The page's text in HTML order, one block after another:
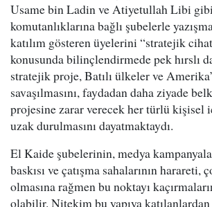
Usame bin Ladin ve Atiyetullah Libi
komutanlıklarına bağlı şubelerle
katılım gösteren üyelerini “stratejik
konusunda bilinçlendirmede pek hırslı
stratejik proje, Batılı ülkeler ve
savaşılmasını, faydadan daha ziyade
projesine zarar verecek her türlü kişisel
uzak durulmasını dayatmaktaydı.
El Kaide şubelerinin, medya
baskısı ve çatışma sahalarının harareti,
olmasına rağmen bu noktayı
olabilir. Nitekim bu yapıya